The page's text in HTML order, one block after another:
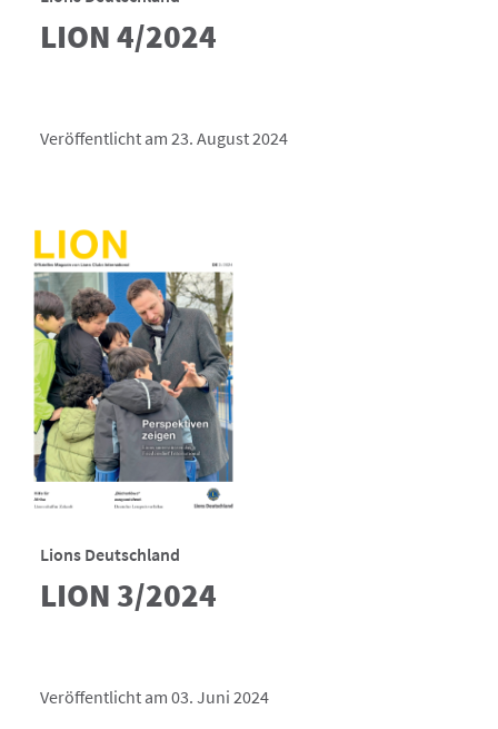
LION 4/2024
Veröffentlicht am 23. August 2024
Lions Deutschland
LION 3/2024
Veröffentlicht am 03. Juni 2024